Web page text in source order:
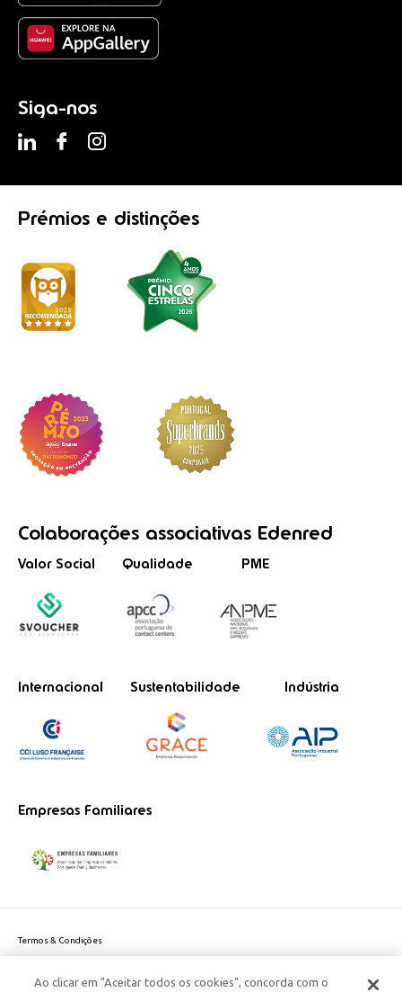
Siga-nos
Prémios e distinções
Colaborações associativas Edenred
Valor Social Qualidade PME
Internacional Sustentabilidade Indústria
Empresas Familiares
Termos & Condições
Politica de Cookies
Ao clicar em "Aceitar todos os cookies", concorda com o